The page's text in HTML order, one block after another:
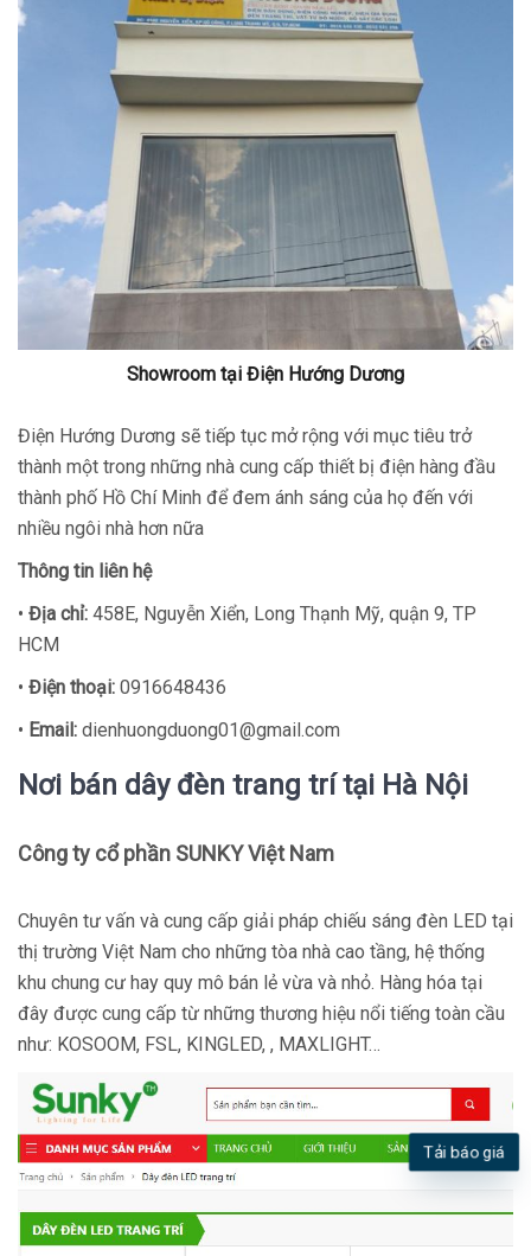
Showroom tại Điện Hướng Dương
Điện Hướng Dương sẽ tiếp tục mở rộng với mục tiêu trở
thành một trong những nhà cung cấp thiết bị điện hàng đầu
thành phố Hồ Chí Minh để đem ánh sáng của họ đến với
nhiều ngôi nhà hơn nữa
Thông tin liên hệ
• Địa chỉ: 458E, Nguyễn Xiển, Long Thạnh Mỹ, quận 9, TP
HCM
• Điện thoại: 0916648436
• Email: dienhuongduong01@gmail.com
Nơi bán dây đèn trang trí tại Hà Nội
Công ty cổ phần SUNKY Việt Nam
Chuyên tư vấn và cung cấp giải pháp chiếu sáng đèn LED tại
thị trường Việt Nam cho những tòa nhà cao tầng, hệ thống
khu chung cư hay quy mô bán lẻ vừa và nhỏ. Hàng hóa tại
đây được cung cấp từ những thương hiệu nổi tiếng toàn cầu
như: KOSOOM, FSL, KINGLED, , MAXLIGHT…
Tải báo giá